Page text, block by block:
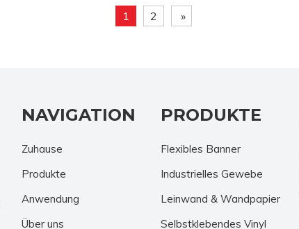
1 2 »
NAVIGATION
Zuhause
Produkte
Anwendung
Über uns
PRODUKTE
Flexibles Banner
Industrielles Gewebe
Leinwand & Wandpapier
Selbstklebendes Vinyl